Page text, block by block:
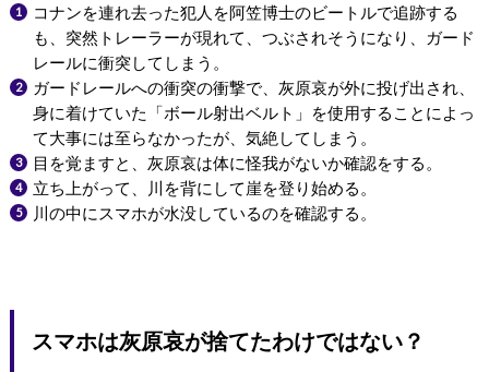
コナンを連れ去った犯人を阿笠博士のビートルで追跡する
も、突然トレーラーが現れて、つぶされそうになり、ガード
レールに衝突してしまう。
ガードレールへの衝突の衝撃で、灰原哀が外に投げ出され、
身に着けていた「ボール射出ベルト」を使用することによっ
て大事には至らなかったが、気絶してしまう。
目を覚ますと、灰原哀は体に怪我がないか確認をする。
立ち上がって、川を背にして崖を登り始める。
川の中にスマホが水没しているのを確認する。
スマホは灰原哀が捨てたわけではない？